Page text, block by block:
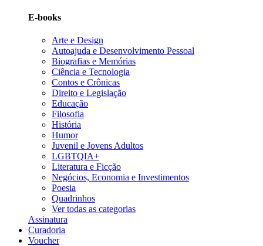
E-books
Arte e Design
Autoajuda e Desenvolvimento Pessoal
Biografias e Memórias
Ciência e Tecnologia
Contos e Crônicas
Direito e Legislação
Educação
Filosofia
História
Humor
Juvenil e Jovens Adultos
LGBTQIA+
Literatura e Ficção
Negócios, Economia e Investimentos
Poesia
Quadrinhos
Ver todas as categorias
Assinatura
Curadoria
Voucher